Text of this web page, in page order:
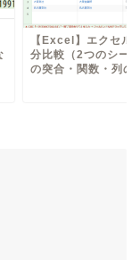
【Excel】VBAマク
入力フォームをセル
映（呼び出し・テ...